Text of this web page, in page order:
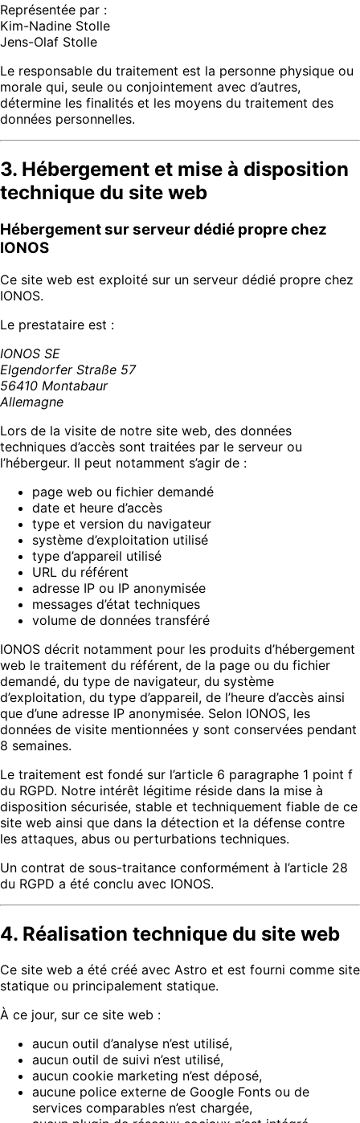
Représentée par :
Kim-Nadine Stolle
Jens-Olaf Stolle
Le responsable du traitement est la personne physique ou
morale qui, seule ou conjointement avec d’autres,
détermine les finalités et les moyens du traitement des
données personnelles.
3. Hébergement et mise à disposition
technique du site web
Hébergement sur serveur dédié propre chez
IONOS
Ce site web est exploité sur un serveur dédié propre chez
IONOS.
Le prestataire est :
IONOS SE
Elgendorfer Straße 57
56410 Montabaur
Allemagne
Lors de la visite de notre site web, des données
techniques d’accès sont traitées par le serveur ou
l’hébergeur. Il peut notamment s’agir de :
page web ou fichier demandé
date et heure d’accès
type et version du navigateur
système d’exploitation utilisé
type d’appareil utilisé
URL du référent
adresse IP ou IP anonymisée
messages d’état techniques
volume de données transféré
IONOS décrit notamment pour les produits d’hébergement
web le traitement du référent, de la page ou du fichier
demandé, du type de navigateur, du système
d’exploitation, du type d’appareil, de l’heure d’accès ainsi
que d’une adresse IP anonymisée. Selon IONOS, les
données de visite mentionnées y sont conservées pendant
8 semaines.
Le traitement est fondé sur l’article 6 paragraphe 1 point f
du RGPD. Notre intérêt légitime réside dans la mise à
disposition sécurisée, stable et techniquement fiable de ce
site web ainsi que dans la détection et la défense contre
les attaques, abus ou perturbations techniques.
Un contrat de sous-traitance conformément à l’article 28
du RGPD a été conclu avec IONOS.
4. Réalisation technique du site web
Ce site web a été créé avec Astro et est fourni comme site
statique ou principalement statique.
À ce jour, sur ce site web :
aucun outil d’analyse n’est utilisé,
aucun outil de suivi n’est utilisé,
aucun cookie marketing n’est déposé,
aucune police externe de Google Fonts ou de
services comparables n’est chargée,